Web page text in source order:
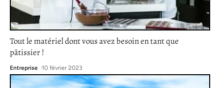
Tout le matériel dont vous avez besoin en tant que
pâtissier !
Entreprise 10 février 2023